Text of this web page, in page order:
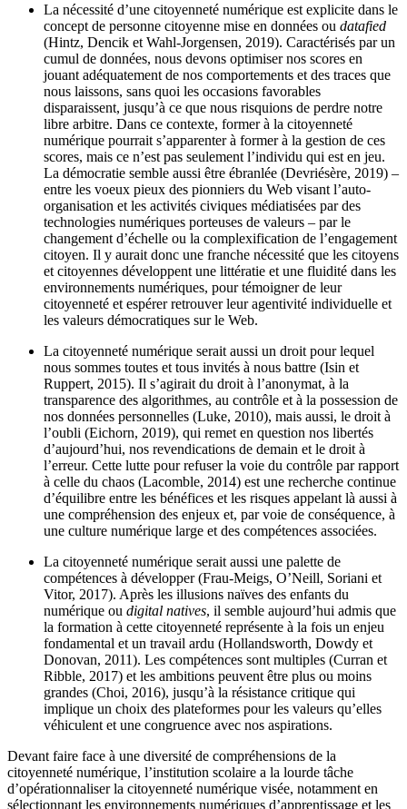
La nécessité d’une citoyenneté numérique est explicite dans le
concept de personne citoyenne mise en données ou datafied
(Hintz, Dencik et Wahl-Jorgensen, 2019). Caractérisés par un
cumul de données, nous devons optimiser nos scores en
jouant adéquatement de nos comportements et des traces que
nous laissons, sans quoi les occasions favorables
disparaissent, jusqu’à ce que nous risquions de perdre notre
libre arbitre. Dans ce contexte, former à la citoyenneté
numérique pourrait s’apparenter à former à la gestion de ces
scores, mais ce n’est pas seulement l’individu qui est en jeu.
La démocratie semble aussi être ébranlée (Devriésère, 2019) –
entre les voeux pieux des pionniers du Web visant l’auto-
organisation et les activités civiques médiatisées par des
technologies numériques porteuses de valeurs – par le
changement d’échelle ou la complexification de l’engagement
citoyen. Il y aurait donc une franche nécessité que les citoyens
et citoyennes développent une littératie et une fluidité dans les
environnements numériques, pour témoigner de leur
citoyenneté et espérer retrouver leur agentivité individuelle et
les valeurs démocratiques sur le Web.
La citoyenneté numérique serait aussi un droit pour lequel
nous sommes toutes et tous invités à nous battre (Isin et
Ruppert, 2015). Il s’agirait du droit à l’anonymat, à la
transparence des algorithmes, au contrôle et à la possession de
nos données personnelles (Luke, 2010), mais aussi, le droit à
l’oubli (Eichorn, 2019), qui remet en question nos libertés
d’aujourd’hui, nos revendications de demain et le droit à
l’erreur. Cette lutte pour refuser la voie du contrôle par rapport
à celle du chaos (Lacomble, 2014) est une recherche continue
d’équilibre entre les bénéfices et les risques appelant là aussi à
une compréhension des enjeux et, par voie de conséquence, à
une culture numérique large et des compétences associées.
La citoyenneté numérique serait aussi une palette de
compétences à développer (Frau-Meigs, O’Neill, Soriani et
Vitor, 2017). Après les illusions naïves des enfants du
numérique ou digital natives, il semble aujourd’hui admis que
la formation à cette citoyenneté représente à la fois un enjeu
fondamental et un travail ardu (Hollandsworth, Dowdy et
Donovan, 2011). Les compétences sont multiples (Curran et
Ribble, 2017) et les ambitions peuvent être plus ou moins
grandes (Choi, 2016), jusqu’à la résistance critique qui
implique un choix des plateformes pour les valeurs qu’elles
véhiculent et une congruence avec nos aspirations.
Devant faire face à une diversité de compréhensions de la
citoyenneté numérique, l’institution scolaire a la lourde tâche
d’opérationnaliser la citoyenneté numérique visée, notamment en
sélectionnant les environnements numériques d’apprentissage et les